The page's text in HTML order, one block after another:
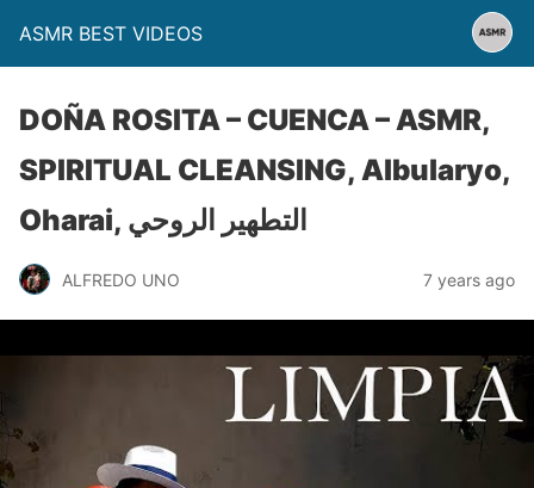
ASMR BEST VIDEOS
DOÑA ROSITA – CUENCA – ASMR,
SPIRITUAL CLEANSING, Albularyo,
Oharai, التطهير الروحي
ALFREDO UNO 7 years ago